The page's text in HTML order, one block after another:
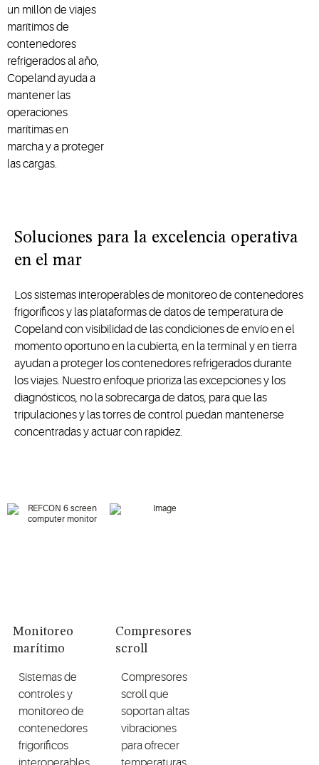
un millón de viajes
marítimos de
contenedores
refrigerados al año,
Copeland ayuda a
mantener las
operaciones
marítimas en
marcha y a proteger
las cargas.
Soluciones para la excelencia operativa
en el mar
Los sistemas interoperables de monitoreo de contenedores
frigoríficos y las plataformas de datos de temperatura de
Copeland con visibilidad de las condiciones de envío en el
momento oportuno en la cubierta, en la terminal y en tierra
ayudan a proteger los contenedores refrigerados durante
los viajes. Nuestro enfoque prioriza las excepciones y los
diagnósticos, no la sobrecarga de datos, para que las
tripulaciones y las torres de control puedan mantenerse
concentradas y actuar con rapidez.
Monitoreo
marítimo
Sistemas de
controles y
monitoreo de
contenedores
frigoríficos
Compresores
scroll
Compresores
scroll que
soportan altas
vibraciones
para ofrecer